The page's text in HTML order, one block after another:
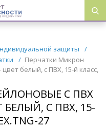
защиты
/
/ Перчатки Микрон
белый, с ПВХ, 15-й класс,
С ПВХ
БЕЛЫЙ, С ПВХ, 15-
27